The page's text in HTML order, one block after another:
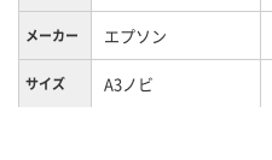
メーカー エプソン
サイズ A3ノビ